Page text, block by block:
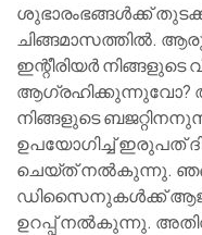
ശുഭാരംഭങ്ങൾക്ക്
ചിങ്ങമാസത്തിൽ.
ഇന്റീരിയർ
ആഗ്രഹിക്കുന്നുവോ?
നിങ്ങളുടെ
ഉപയോഗിച്ച് ഇരുപത്
ചെയ്ത് നൽകുന്നു.
ഡിസൈനുകൾക്ക്
ഉറപ്പ് നൽകുന്നു.